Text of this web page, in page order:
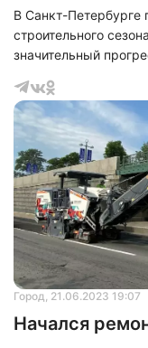
В Санкт-Петербурге
строительного
значительный
подчеркнул, что
транспортной сети
направлений
достигнуты
Город, 21.06.2023 19:07
Начался